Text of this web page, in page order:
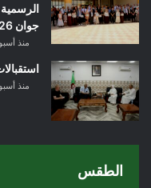
الرسمية
جوان 2026
منذ
منذ
الطقس